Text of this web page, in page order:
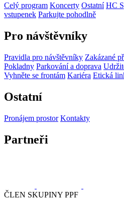
Celý program Koncerty Ostatní HC
vstupenek Parkujte pohodlně
Pro návštěvníky
Pravidla pro návštěvníky Zakázané
Pokladny Parkování a doprava
Vyhněte se frontám Kariéra Etická
Ostatní
Pronájem prostor Kontakty
Partneři
ČLEN SKUPINY PPF